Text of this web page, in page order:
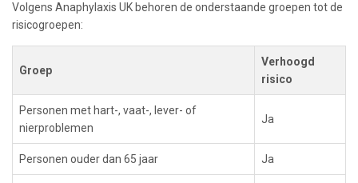
Volgens Anaphylaxis UK behoren de onderstaande groepen tot de
risicogroepen:
Groep
Verhoogd
risico
Personen met hart-, vaat-, lever- of
nierproblemen
Ja
Personen ouder dan 65 jaar Ja